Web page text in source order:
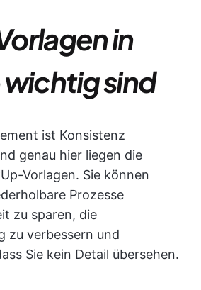
in
sind
ist Konsistenz
genau hier liegen die
Vorlagen. Sie können
Prozesse
zu sparen, die
zu verbessern und
Sie kein Detail übersehen.